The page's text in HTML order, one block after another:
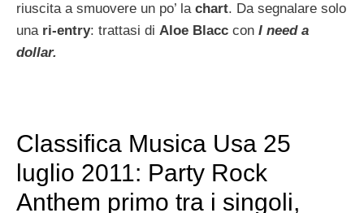
riuscita a smuovere un po’ la chart. Da segnalare solo
unari-entry: trattasi di Aloe Blacc con I need a
dollar.
Classifica Musica Usa 25
luglio 2011: Party Rock
Anthem primo tra i singoli,